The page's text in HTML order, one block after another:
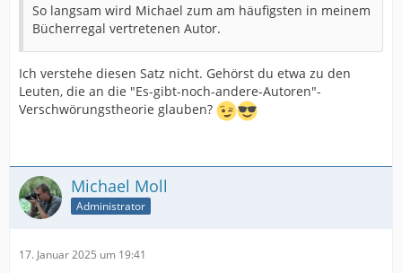
So langsam wird Michael zum am häufigsten in meinem
Bücherregal vertretenen Autor.
Ich verstehe diesen Satz nicht. Gehörst du etwa zu den
Leuten, die an die "Es-gibt-noch-andere-Autoren"-
Verschwörungstheorie glauben?
Michael Moll
Administrator
17. Januar 2025 um 19:41